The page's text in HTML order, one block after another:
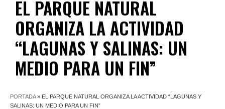
EL PARQUE NATURAL
ORGANIZA LA ACTIVIDAD
“LAGUNAS Y SALINAS: UN
MEDIO PARA UN FIN”
PORTADA» EL PARQUE NATURAL ORGANIZA LA ACTIVIDAD “LAGUNAS Y
SALINAS: UN MEDIO PARA UN FIN”